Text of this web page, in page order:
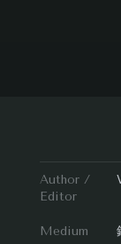
Author /
Editor
Medium